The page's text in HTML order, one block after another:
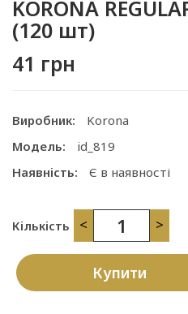
KORONA
(120 шт)
41 грн
Виробник:
Korona
Модель:
id_819
Наявність:
Є в наявності
Кількість < >
Купити